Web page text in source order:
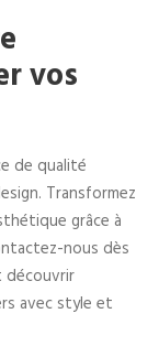
vos
de qualité
Transformez
grâce à
nous dès
découvrir
avec style et